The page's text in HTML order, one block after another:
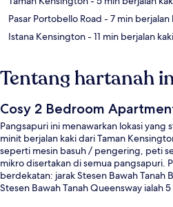
Pasar Portobello Road - 7 min berjalan
Istana Kensington- 11 min berjalan kaki
Tentang hartanah
Cosy 2 Bedroom
Pangsapuri ini menawarkan lokasi yang
minit berjalan kaki dari Taman
seperti mesin basuh / pengering, peti
mikro disertakan di semua pangsapuri.
berdekatan: jarak Stesen Bawah Tanah
Stesen Bawah Tanah Queensway ialah